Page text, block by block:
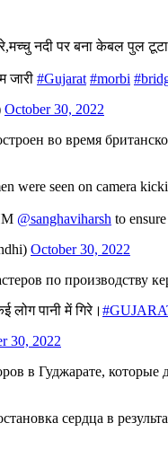
नदी पर बना केबल पुल
जारी #Gujarat #morbi
October 30, 2022
во время
were seen on camera
@sanghaviharsh to
October 30, 2022
по производству
लोग पानी में गिरे।
30, 2022
в Гуджарате,
сердца в